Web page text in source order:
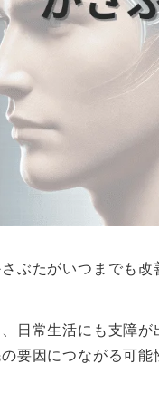
ぶたがいつまでも改
日常生活にも支障
要因につながる可能